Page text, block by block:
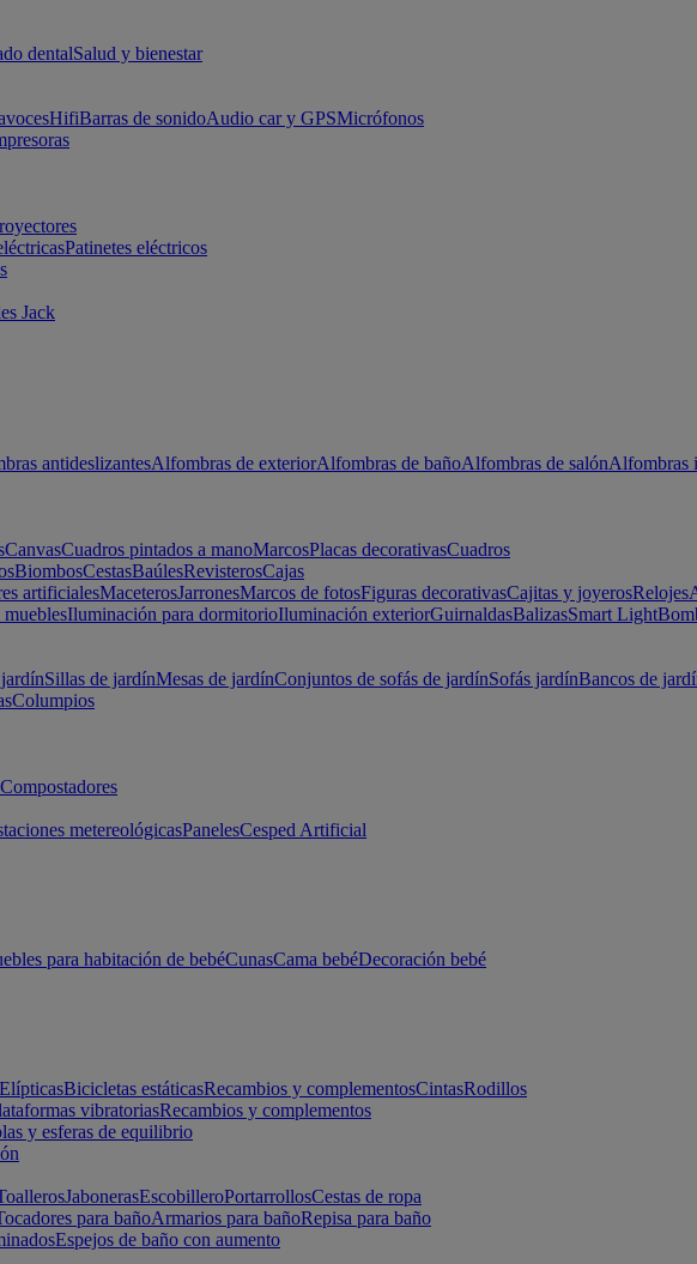
dentalSalud y bienestar
HifiBarras de sonidoAudio car y GPSMicrófonos
Patinetes eléctricos
Jack
antideslizantesAlfombras de exteriorAlfombras de bañoAlfombras de salónAlfombras
CanvasCuadros pintados a manoMarcosPlacas decorativasCuadros
BiombosCestasBaúlesRevisterosCajas
artificialesMaceterosJarronesMarcos de fotosFiguras decorativasCajitas y joyerosRelojes
Iluminación para dormitorioIluminación exteriorGuirnaldasBalizasSmart Light
Sillas de jardínMesas de jardínConjuntos de sofás de jardínSofás jardínBancos de
Columpios
Compostadores
metereológicasPanelesCesped Artificial
para habitación de bebéCunasCama bebéDecoración bebé
ElípticasBicicletas estáticasRecambios y complementosCintasRodillos
vibratoriasRecambios y complementos
y esferas de equilibrio
JabonerasEscobilleroPortarrollosCestas de ropa
para bañoArmarios para bañoRepisa para baño
Espejos de baño con aumento